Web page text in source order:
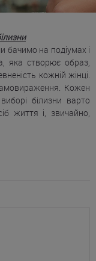
на подіумах і
яка створює образ,
кожній жінці.
Кожен
білизни варто
життя і, звичайно,